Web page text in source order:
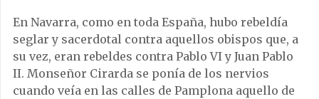
En Navarra, como en toda España, hubo rebeldía
seglar y sacerdotal contra aquellos obispos que, a
su vez, eran rebeldes contra Pablo VI y Juan Pablo
II. Monseñor Cirarda se ponía de los nervios
cuando veía en las calles de Pamplona aquello de